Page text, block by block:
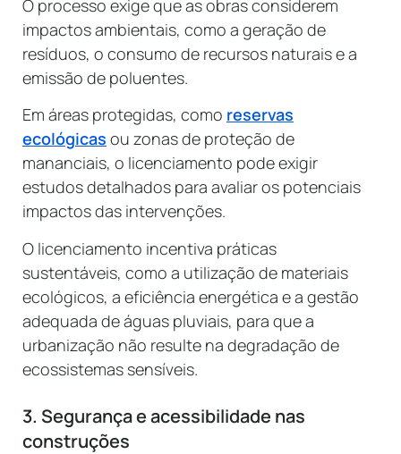
O processo exige que as obras considerem
impactos ambientais, como a geração de
resíduos, o consumo de recursos naturais e a
emissão de poluentes.
Em áreas protegidas, como reservas
ecológicas ou zonas de proteção de
mananciais, o licenciamento pode exigir
estudos detalhados para avaliar os potenciais
impactos das intervenções.
O licenciamento incentiva práticas
sustentáveis, como a utilização de materiais
ecológicos, a eficiência energética e a gestão
adequada de águas pluviais, para que a
urbanização não resulte na degradação de
ecossistemas sensíveis.
3. Segurança e acessibilidade nas
construções